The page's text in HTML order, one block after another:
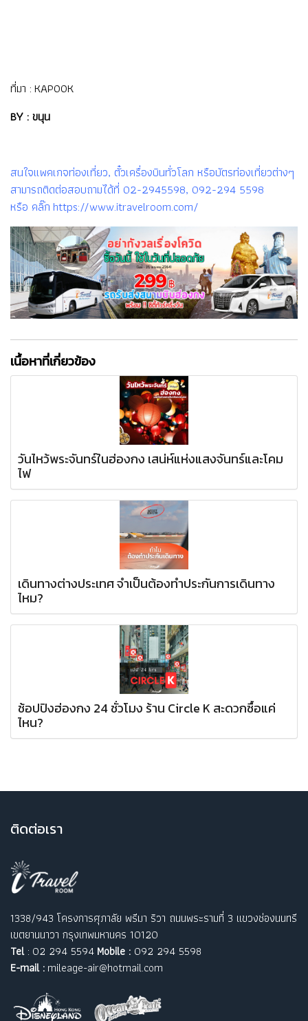
ที่มา :KAPOOK
BY : ขนุน
สนใจแพคเกจท่องเที่ยว, ตั๋วเครื่องบินทั่วโลก หรือบัตรท่องเที่ยวต่างๆ
สามารถติดต่อสอบถามได้ที่ 02-2945598, 092-294 5598
หรือ คลิ๊ก https://www.itravelroom.com/
เนื้อหาที่เกี่ยวข้อง
วันไหว้พระจันทร์ในฮ่องกง เสน่ห์แห่งแสงจันทร์และโคม
ไฟ
เดินทางต่างประเทศ จำเป็นต้องทำประกันการเดินทาง
ไหม?
ช้อปปิงฮ่องกง 24 ชั่วโมง ร้าน Circle K สะดวกซื้อแค่
ไหน?
ติดต่อเรา
1338/943 โครงการศุภาลัย พรีมา ริวา ถนนพระรามที่ 3 แขวงช่องนนทรี
เขตยานนาวา กรุงเทพมหานคร 10120
Tel: 02 294 5594 Mobile : 092 294 5598
E-mail : mileage-air@hotmail.com